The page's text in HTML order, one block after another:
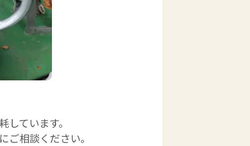
ています。
相談ください。